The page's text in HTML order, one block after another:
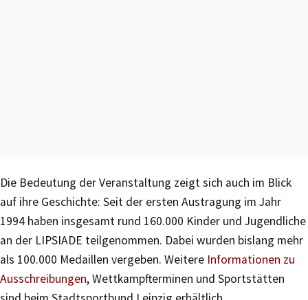
Die Bedeutung der Veranstaltung zeigt sich auch im Blick
auf ihre Geschichte: Seit der ersten Austragung im Jahr
1994 haben insgesamt rund 160.000 Kinder und Jugendliche
an der LIPSIADE teilgenommen. Dabei wurden bislang mehr
als 100.000 Medaillen vergeben. Weitere Informationen zu
Ausschreibungen, Wettkampfterminen und Sportstätten